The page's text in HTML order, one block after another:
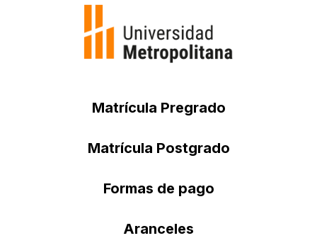
Matrícula Pregrado
Matrícula Postgrado
Formas de pago
Aranceles